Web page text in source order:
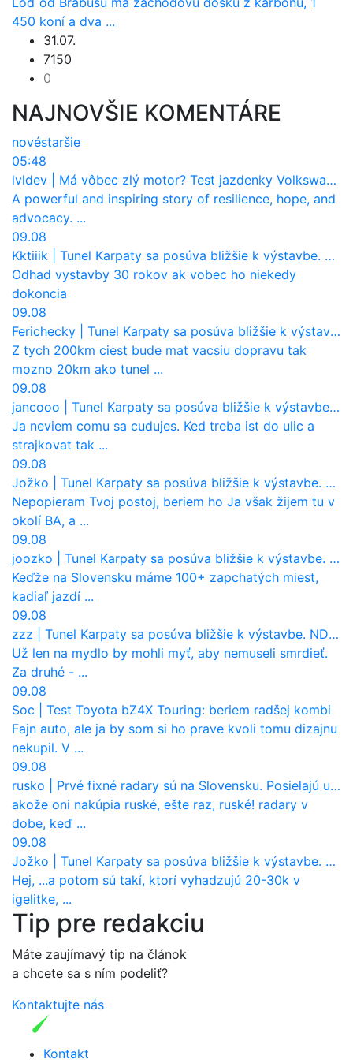
450 koní a dva ...
31.07.
7150
0
NAJNOVŠIE KOMENTÁRE
novéstaršie
05:48
lvldev
Má vôbec zlý motor? Test jazdenky Volkswagen T-Roc (2017 až 2025)
A powerful and inspiring story of resilience, hope, and
advocacy. ...
09.08
Kktiiik
Tunel Karpaty sa posúva bližšie k výstavbe. NDS urobila dôležitý krok
Odhad vystavby 30 rokov ak vobec ho niekedy
dokoncia
09.08
Ferichecky
Tunel Karpaty sa posúva bližšie k výstavbe. NDS urobila dôležitý krok
Z tych 200km ciest bude mat vacsiu dopravu tak
mozno 20km ako tunel ...
09.08
jancooo
Tunel Karpaty sa posúva bližšie k výstavbe. NDS urobila dôležitý krok
Ja neviem comu sa cudujes. Ked treba ist do ulic a
strajkovat tak ...
09.08
Jožko
Tunel Karpaty sa posúva bližšie k výstavbe. NDS urobila dôležitý krok
Nepopieram Tvoj postoj, beriem ho Ja však žijem tu v
okolí BA, a ...
09.08
joozko
Tunel Karpaty sa posúva bližšie k výstavbe. NDS urobila dôležitý krok
Keďže na Slovensku máme 100+ zapchatých miest,
kadiaľ jazdí ...
09.08
zzz
Tunel Karpaty sa posúva bližšie k výstavbe. NDS urobila dôležitý krok
Už len na mydlo by mohli myť, aby nemuseli smrdieť.
Za druhé - ...
09.08
Soc
Test Toyota bZ4X Touring: beriem radšej kombi
Fajn auto, ale ja by som si ho prave kvoli tomu dizajnu
nekupil. V ...
09.08
rusko
Prvé fixné radary sú na Slovensku. Posielajú už pokuty? Ukáže ich Waze?
akože oni nakúpia ruské, ešte raz, ruské! radary v
dobe, keď ...
09.08
Jožko
Tunel Karpaty sa posúva bližšie k výstavbe. NDS urobila dôležitý krok
Hej, ...a potom sú takí, ktorí vyhadzujú 20-30k v
igelitke, ...
Tip pre redakciu
Máte zaujímavý tip na článok
a chcete sa s ním podeliť?
Kontaktujte nás
Kontakt